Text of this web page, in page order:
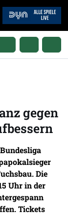
gegen
Die
Uhr in der
Tickets